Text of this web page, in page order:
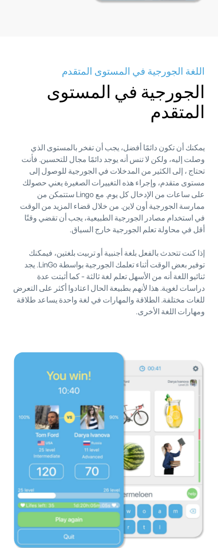
اللغة الجورجية في المستوى المتقدم
الجورجية في المستوى
المتقدم
يمكنك أن تكون دائمًا أفضل، يجب أن تفخر بالمستوى الذي
وصلت إليه، ولكن لا تنس أنه يوجد دائمًا مجال للتحسين. فأنت
تحتاج ، إلى الكثير من المدخلات في الجورجية للوصول إلى
مستوى متقدم، وإجراء هذه التغييرات الصغيرة يعني حصولك
على ساعات من الإدخال كل يوم. مع Lingo ستتمكن من
ممارسة الجورجية أون لاين. من خلال قضاء المزيد من الوقت
في استخدام مصادر الجورجية الطبيعية، يجب أن تقضي وقتًا
أقل في محاولة تعلم الجورجية خارج السياق.
إذا كنت تتحدث بالفعل بلغة أجنبية أو تربيت بلغتين، فيمكنك
توفير بعض الوقت أثناء تعلمك الجورجية بواسطة LinGo. يجد
ثنائيو اللغة أنه من الأسهل تعلم لغة ثالثة - كما أثبتت عدة
دراسات لغوية. هذا لأنهم بطبيعة الحال اعتادوا أكثر على التعرض
للغات مختلفة. الطلاقة والمهارات في لغة واحدة يساعد طلاقة
ومهارات اللغة الأخرى.